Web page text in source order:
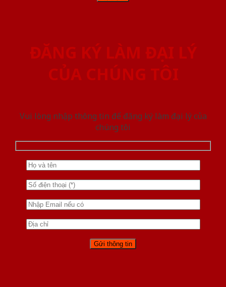
ĐĂNG KÝ LÀM ĐẠI LÝ
CỦA CHÚNG TÔI
Vui lòng nhập thông tin để đăng ký làm đại lý của
chúng tôi